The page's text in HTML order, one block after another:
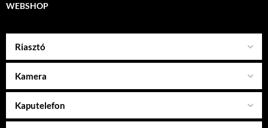
WEBSHOP
Riasztó
Kamera
Kaputelefon